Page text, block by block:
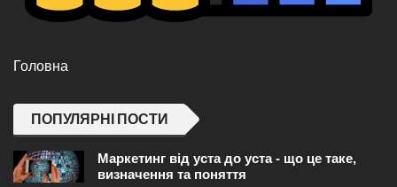
Головна
ПОПУЛЯРНІ ПОСТИ
Маркетинг від уста до уста - що це таке,
визначення та поняття